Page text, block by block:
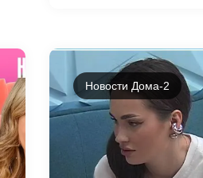
Новости Дома-2